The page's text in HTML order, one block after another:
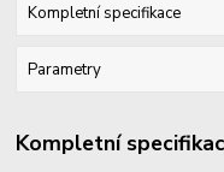
Kompletní specifikace
Parametry
Kompletní